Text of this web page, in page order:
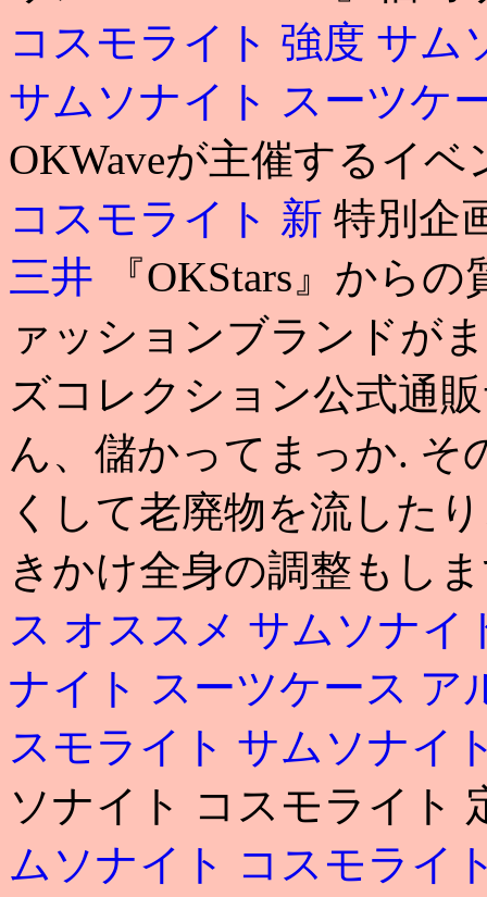
コスモライト 強度 サム
サムソナイト スーツケ
OKWaveが主催するイ
コスモライト 新 特別企
三井
『OKStars』から
ァッションブランドが
ズコレクション公式通
ん、儲かってまっか. そ
くして老廃物を流した
きかけ全身の調整もし
ス オススメ サムソナイ
ナイト スーツケース ア
スモライト サムソナイ
ソナイト コスモライト
ムソナイト コスモライ